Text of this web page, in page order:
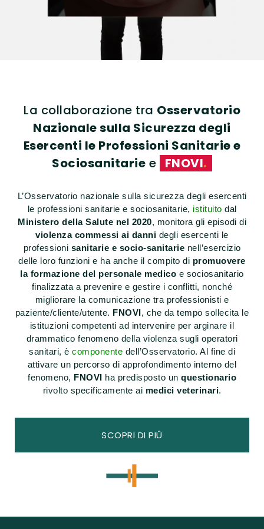
La collaborazione tra Osservatorio
Nazionale sulla Sicurezza degli
Esercenti le Professioni Sanitarie e
Sociosanitarie e FNOVI.
L’Osservatorio nazionale sulla sicurezza degli esercenti
le professioni sanitarie e sociosanitarie, istituito dal
Ministero della Salute nel 2020, monitora gli episodi di
violenza commessi ai danni degli esercenti le
professioni sanitarie e socio-sanitarie nell’esercizio
delle loro funzioni e ha anche il compito di promuovere
la formazione del personale medico e sociosanitario
finalizzata a prevenire e gestire i conflitti, nonché
migliorare la comunicazione tra professionisti e
paziente/cliente/utente. FNOVI, che da tempo sollecita le
istituzioni competenti ad intervenire per arginare il
drammatico fenomeno della violenza sugli operatori
sanitari, è componente dell’Osservatorio. Al fine di
attivare un percorso di approfondimento interno del
fenomeno, FNOVI ha predisposto un questionario
rivolto specificamente ai medici veterinari.
SCOPRI DI PIÛ